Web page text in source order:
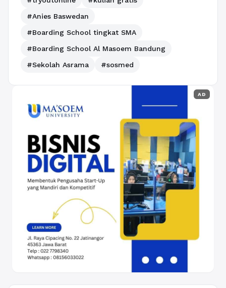
#Anies Baswedan
#Boarding School tingkat SMA
#Boarding School Al Masoem Bandung
#Sekolah Asrama
#sosmed
AD